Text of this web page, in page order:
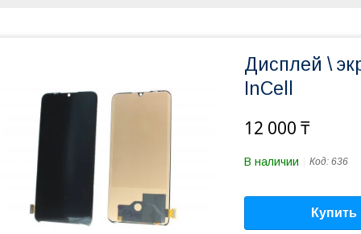
Дисплей \
InCell
12 000 ₸
В наличии Код: 636
Купить